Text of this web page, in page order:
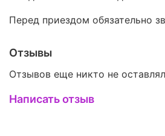
Перед приездом обязательно
Отзывы
Отзывов еще никто не оставлял
Написать отзыв